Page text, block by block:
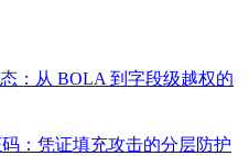
：从 BOLA 到字段级越权的
：凭证填充攻击的分层防护